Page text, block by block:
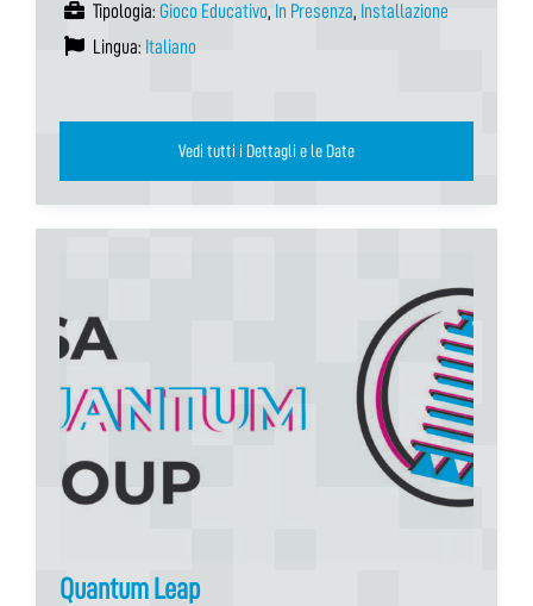
Tipologia: Gioco Educativo, In Presenza, Installazione
Lingua: Italiano
Vedi tutti i Dettagli e le Date
Quantum Leap